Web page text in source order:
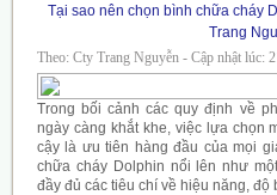
Tại sao nên chọn bình chữa cháy
Trang
Theo: Cty Trang Nguyễn - Cập nhật lúc:
Trong bối cảnh các quy định về
ngày càng khắt khe, việc lựa chọn
cậy là ưu tiên hàng đầu của mọi
chữa cháy Dolphin nổi lên như
đầy đủ các tiêu chí về hiệu năng, độ